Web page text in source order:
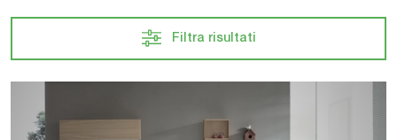
Filtra risultati